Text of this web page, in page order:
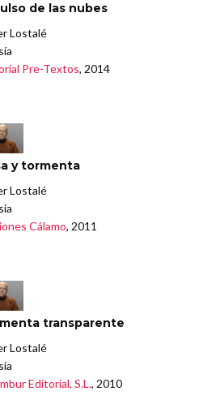
de las nubes
Lostalé
Pre-Textos, 2014
y tormenta
Lostalé
Cálamo, 2011
transparente
Lostalé
Editorial, S.L., 2010